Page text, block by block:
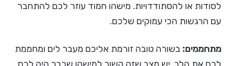
לסודות או להסתודדויות. מישהו חמוד עוזר לכם להתחבר
עם הרגשות הכי עמוקים שלכם.
מתחממים: בשורה טובה זורמת אליכם מעבר לים ומחממת